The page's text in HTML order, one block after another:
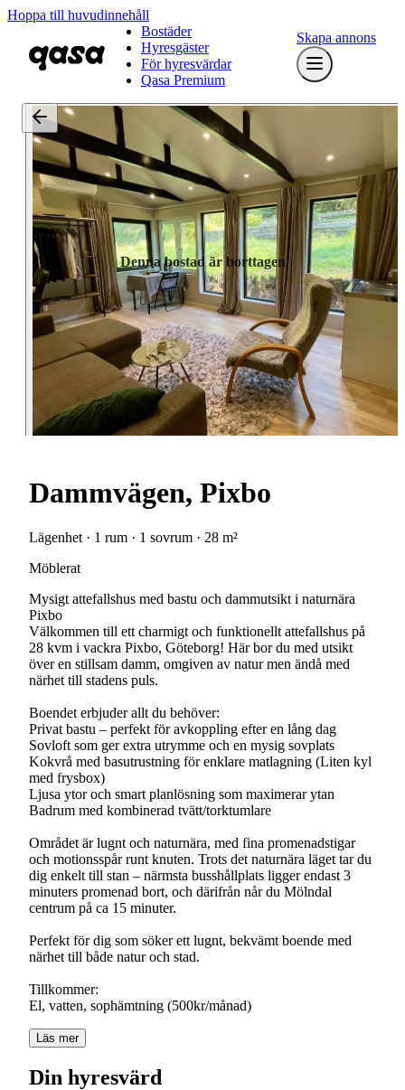
Hoppa till huvudinnehåll
Bostäder
Hyresgäster
För hyresvärdar
Qasa Premium
Skapa annons
Denna bostad är borttagen
Dammvägen, Pixbo
Lägenhet · 1 rum · 1 sovrum · 28 m²
Möblerat
Mysigt attefallshus med bastu och dammutsikt i naturnära
Pixbo
Välkommen till ett charmigt och funktionellt attefallshus på
28 kvm i vackra Pixbo, Göteborg! Här bor du med utsikt
över en stillsam damm, omgiven av natur men ändå med
närhet till stadens puls.
Boendet erbjuder allt du behöver:
Privat bastu – perfekt för avkoppling efter en lång dag
Sovloft som ger extra utrymme och en mysig sovplats
Kokvrå med basutrustning för enklare matlagning (Liten kyl
med frysbox)
Ljusa ytor och smart planlösning som maximerar ytan
Badrum med kombinerad tvätt/torktumlare
Området är lugnt och naturnära, med fina promenadstigar
och motionsspår runt knuten. Trots det naturnära läget tar du
dig enkelt till stan – närmsta busshållplats ligger endast 3
minuters promenad bort, och därifrån når du Mölndal
centrum på ca 15 minuter.
Perfekt för dig som söker ett lugnt, bekvämt boende med
närhet till både natur och stad.
Tillkommer:
El, vatten, sophämtning (500kr/månad)
Läs mer
Din hyresvärd